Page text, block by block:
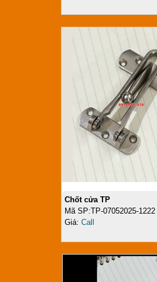
Chốt cửa TP
Mã SP:TP-07052025-1222
Giá: Call